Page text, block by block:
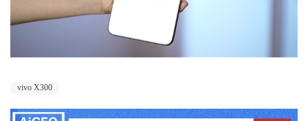
vivo X300